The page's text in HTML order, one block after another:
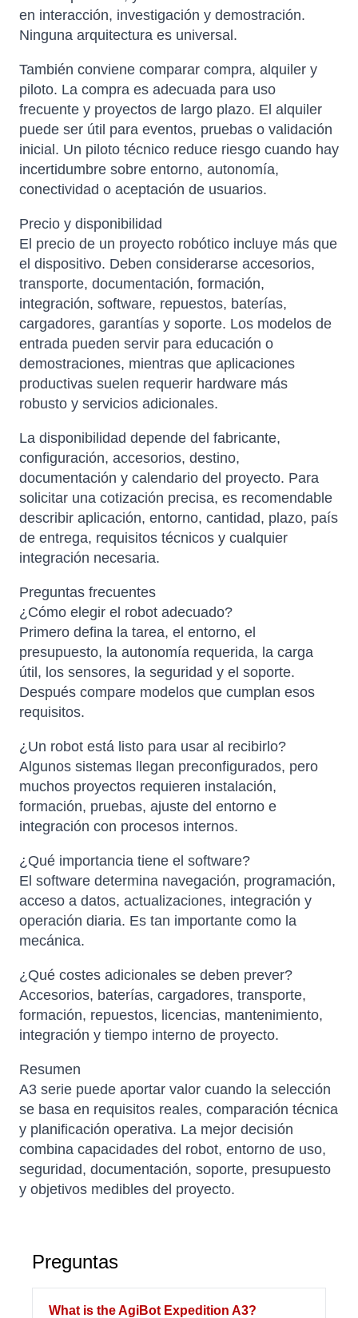
en interacción, investigación y demostración.
Ninguna arquitectura es universal.
También conviene comparar compra, alquiler y
piloto. La compra es adecuada para uso
frecuente y proyectos de largo plazo. El alquiler
puede ser útil para eventos, pruebas o validación
inicial. Un piloto técnico reduce riesgo cuando hay
incertidumbre sobre entorno, autonomía,
conectividad o aceptación de usuarios.
Precio y disponibilidad
El precio de un proyecto robótico incluye más que
el dispositivo. Deben considerarse accesorios,
transporte, documentación, formación,
integración, software, repuestos, baterías,
cargadores, garantías y soporte. Los modelos de
entrada pueden servir para educación o
demostraciones, mientras que aplicaciones
productivas suelen requerir hardware más
robusto y servicios adicionales.
La disponibilidad depende del fabricante,
configuración, accesorios, destino,
documentación y calendario del proyecto. Para
solicitar una cotización precisa, es recomendable
describir aplicación, entorno, cantidad, plazo, país
de entrega, requisitos técnicos y cualquier
integración necesaria.
Preguntas frecuentes
¿Cómo elegir el robot adecuado?
Primero defina la tarea, el entorno, el
presupuesto, la autonomía requerida, la carga
útil, los sensores, la seguridad y el soporte.
Después compare modelos que cumplan esos
requisitos.
¿Un robot está listo para usar al recibirlo?
Algunos sistemas llegan preconfigurados, pero
muchos proyectos requieren instalación,
formación, pruebas, ajuste del entorno e
integración con procesos internos.
¿Qué importancia tiene el software?
El software determina navegación, programación,
acceso a datos, actualizaciones, integración y
operación diaria. Es tan importante como la
mecánica.
¿Qué costes adicionales se deben prever?
Accesorios, baterías, cargadores, transporte,
formación, repuestos, licencias, mantenimiento,
integración y tiempo interno de proyecto.
Resumen
A3 serie puede aportar valor cuando la selección
se basa en requisitos reales, comparación técnica
y planificación operativa. La mejor decisión
combina capacidades del robot, entorno de uso,
seguridad, documentación, soporte, presupuesto
y objetivos medibles del proyecto.
Preguntas
What is the AgiBot Expedition A3?